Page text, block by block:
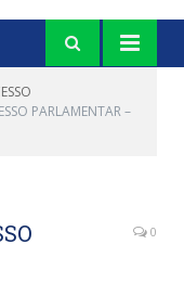
PARLAMENTAR –
0